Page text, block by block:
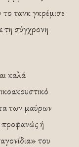
τανκ γκρέμισε
τη σύγχρονη
καλά
των μαύρων
προφανώς ή
του